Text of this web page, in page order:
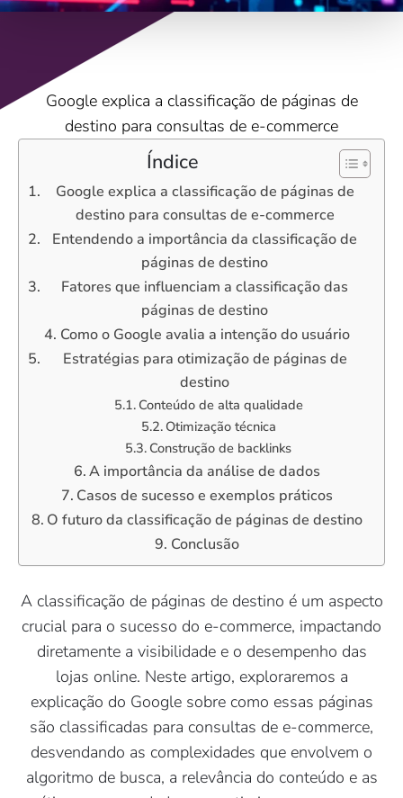
Google explica a classificação de páginas de
destino para consultas de e-commerce
Índice
Google explica a classificação de páginas de
destino para consultas de e-commerce
Entendendo a importância da classificação de
páginas de destino
Fatores que influenciam a classificação das
páginas de destino
Como o Google avalia a intenção do usuário
Estratégias para otimização de páginas de
destino
Conteúdo de alta qualidade
Otimização técnica
Construção de backlinks
A importância da análise de dados
Casos de sucesso e exemplos práticos
O futuro da classificação de páginas de destino
Conclusão
A classificação de páginas de destino é um aspecto
crucial para o sucesso do e-commerce, impactando
diretamente a visibilidade e o desempenho das
lojas online. Neste artigo, exploraremos a
explicação do Google sobre como essas páginas
são classificadas para consultas de e-commerce,
desvendando as complexidades que envolvem o
algoritmo de busca, a relevância do conteúdo e as